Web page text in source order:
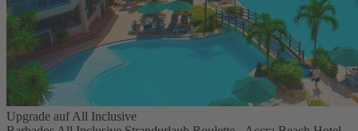
Upgrade auf All Inclusive